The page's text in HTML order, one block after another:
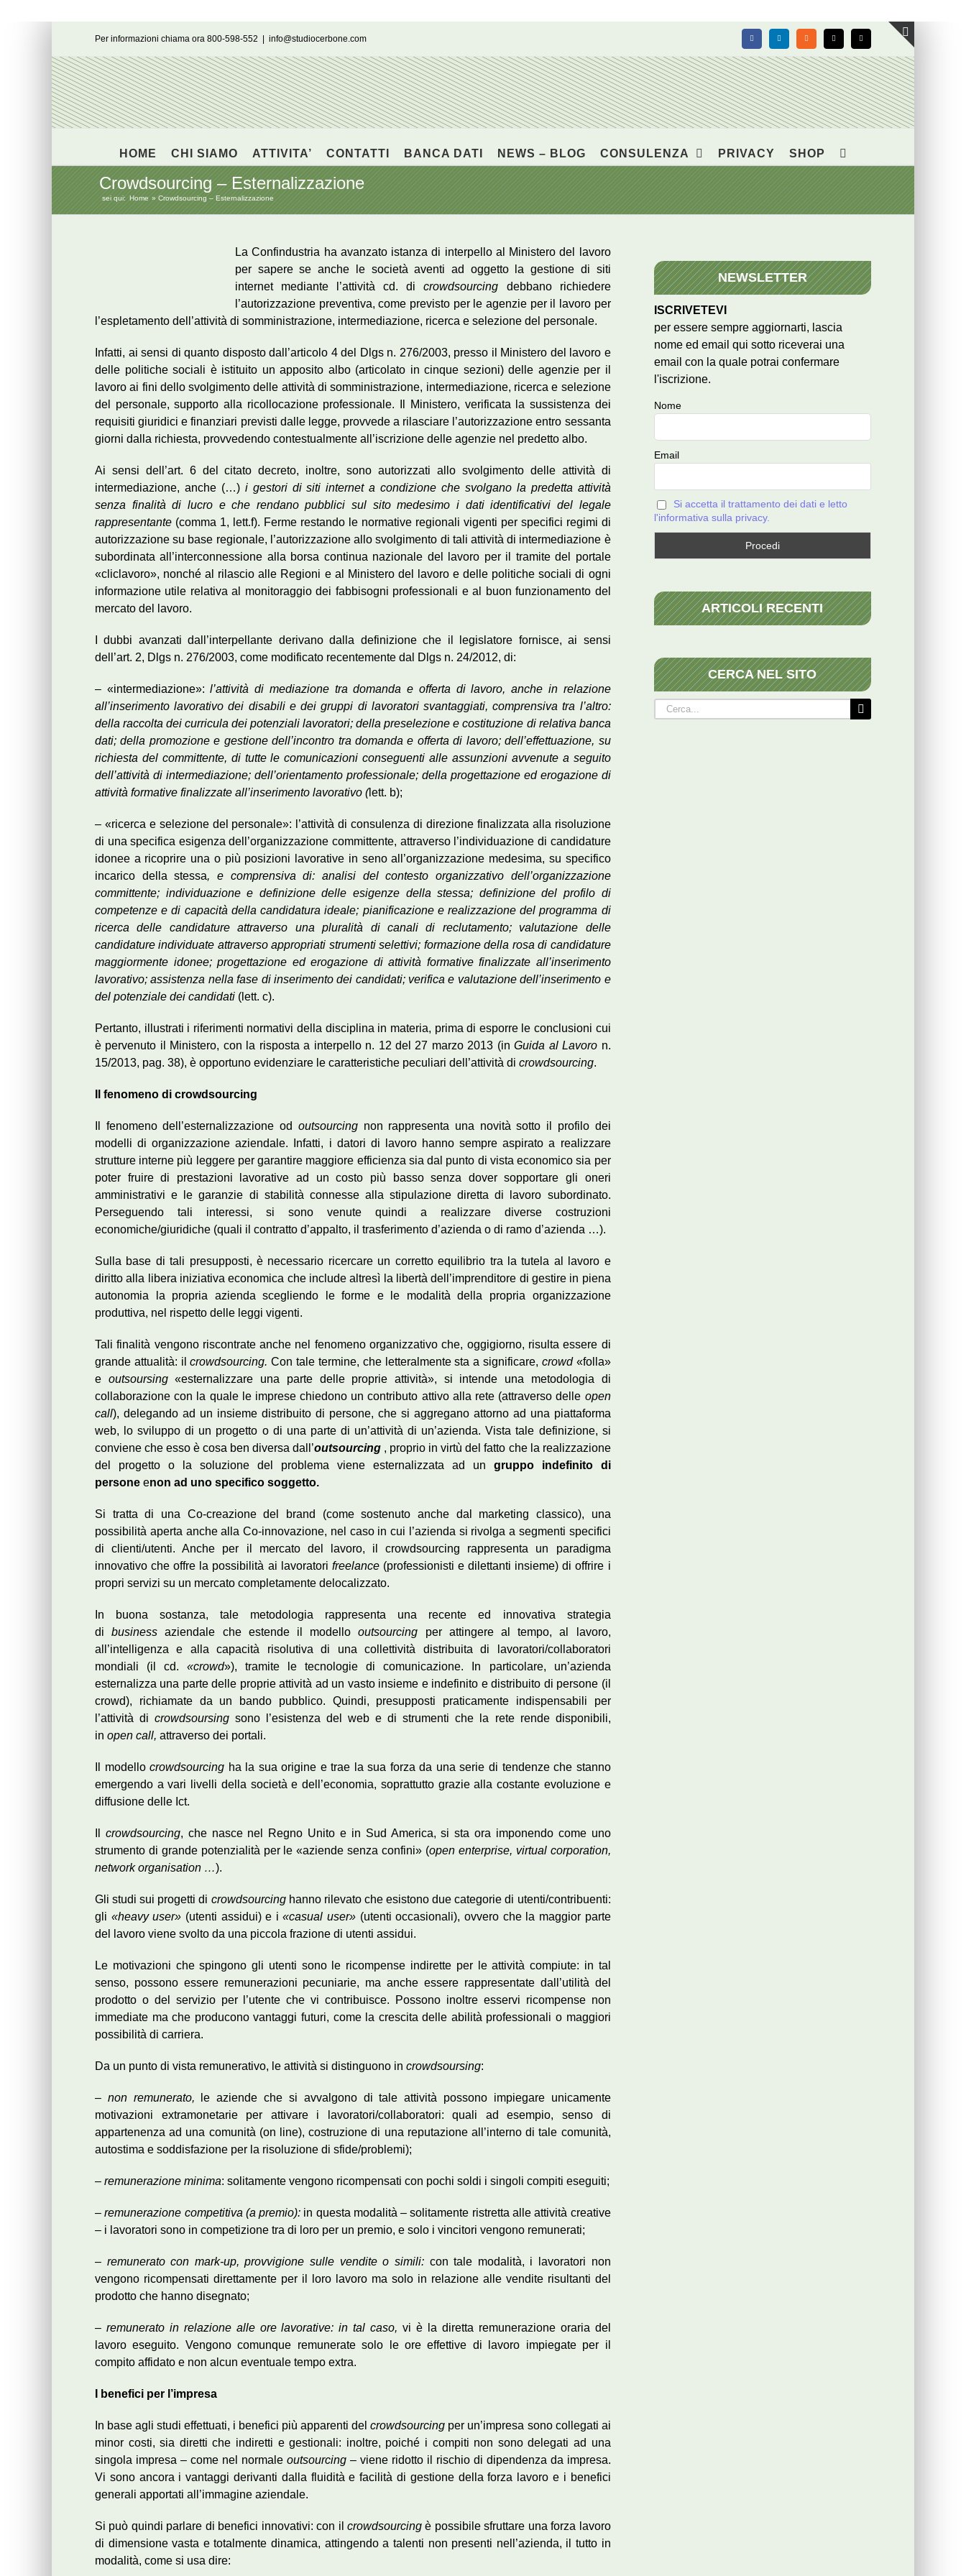
Per informazioni chiama ora 800-598-552 info@studiocerbone.com FacebookLinkedIn Rss X Email
HOME CHI SIAMO ATTIVITA’ CONTATTI BANCA DATI NEWS – BLOG CONSULENZA PRIVACY SHOP
Crowdsourcing – Esternalizzazione
sei qui: Home Crowdsourcing – Esternalizzazione
La Confindustria ha avanzato istanza di interpello al Ministero del lavoro
per sapere se anche le società aventi ad oggetto la gestione di siti
internet mediante l’attività cd. dicrowdsourcing debbano richiedere
l’autorizzazione preventiva, come previsto per le agenzie per il lavoro per
l’espletamento dell’attività di somministrazione, intermediazione, ricerca e selezione del personale.
Infatti, ai sensi di quanto disposto dall’articolo 4 del Dlgs n. 276/2003, presso il Ministero del lavoro e
delle politiche sociali è istituito un apposito albo (articolato in cinque sezioni) delle agenzie per il
lavoro ai fini dello svolgimento delle attività di somministrazione, intermediazione, ricerca e selezione
del personale, supporto alla ricollocazione professionale. Il Ministero, verificata la sussistenza dei
requisiti giuridici e finanziari previsti dalle legge, provvede a rilasciare l’autorizzazione entro sessanta
giorni dalla richiesta, provvedendo contestualmente all’iscrizione delle agenzie nel predetto albo.
Ai sensi dell’art. 6 del citato decreto, inoltre, sono autorizzati allo svolgimento delle attività di
intermediazione, anche (…) i gestori di siti internet a condizione che svolgano la predetta attività
senza finalità di lucro e che rendano pubblici sul sito medesimo i dati identificativi del legale
rappresentante (comma 1, lett.f). Ferme restando le normative regionali vigenti per specifici regimi di
autorizzazione su base regionale, l’autorizzazione allo svolgimento di tali attività di intermediazione è
subordinata all’interconnessione alla borsa continua nazionale del lavoro per il tramite del portale
«cliclavoro», nonché al rilascio alle Regioni e al Ministero del lavoro e delle politiche sociali di ogni
informazione utile relativa al monitoraggio dei fabbisogni professionali e al buon funzionamento del
mercato del lavoro.
I dubbi avanzati dall’interpellante derivano dalla definizione che il legislatore fornisce, ai sensi
dell’art. 2, Dlgs n. 276/2003, come modificato recentemente dal Dlgs n. 24/2012, di:
– «intermediazione»:l’attività di mediazione tra domanda e offerta di lavoro, anche in relazione
all’inserimento lavorativo dei disabili e dei gruppi di lavoratori svantaggiati, comprensiva tra l’altro:
della raccolta dei curricula dei potenziali lavoratori; della preselezione e costituzione di relativa banca
dati; della promozione e gestione dell’incontro tra domanda e offerta di lavoro; dell’effettuazione, su
richiesta del committente, di tutte le comunicazioni conseguenti alle assunzioni avvenute a seguito
dell’attività di intermediazione; dell’orientamento professionale; della progettazione ed erogazione di
attività formative finalizzate all’inserimento lavorativo (lett. b);
– «ricerca e selezione del personale»: l’attività di consulenza di direzione finalizzata alla risoluzione
di una specifica esigenza dell’organizzazione committente, attraverso l’individuazione di candidature
idonee a ricoprire una o più posizioni lavorative in seno all’organizzazione medesima, su specifico
incarico della stessa, e comprensiva di: analisi del contesto organizzativo dell’organizzazione
committente; individuazione e definizione delle esigenze della stessa; definizione del profilo di
competenze e di capacità della candidatura ideale; pianificazione e realizzazione del programma di
ricerca delle candidature attraverso una pluralità di canali di reclutamento; valutazione delle
candidature individuate attraverso appropriati strumenti selettivi; formazione della rosa di candidature
maggiormente idonee; progettazione ed erogazione di attività formative finalizzate all’inserimento
lavorativo; assistenza nella fase di inserimento dei candidati; verifica e valutazione dell’inserimento e
del potenziale dei candidati (lett. c).
Pertanto, illustrati i riferimenti normativi della disciplina in materia, prima di esporre le conclusioni cui
è pervenuto il Ministero, con la risposta a interpello n. 12 del 27 marzo 2013 (inGuida al Lavoro n.
15/2013, pag. 38), è opportuno evidenziare le caratteristiche peculiari dell’attività di crowdsourcing.
Il fenomeno di crowdsourcing
Il fenomeno dell’esternalizzazione od outsourcingnon rappresenta una novità sotto il profilo dei
modelli di organizzazione aziendale. Infatti, i datori di lavoro hanno sempre aspirato a realizzare
strutture interne più leggere per garantire maggiore efficienza sia dal punto di vista economico sia per
poter fruire di prestazioni lavorative ad un costo più basso senza dover sopportare gli oneri
amministrativi e le garanzie di stabilità connesse alla stipulazione diretta di lavoro subordinato.
Perseguendo tali interessi, si sono venute quindi a realizzare diverse costruzioni
economiche/giuridiche (quali il contratto d’appalto, il trasferimento d’azienda o di ramo d’azienda …).
Sulla base di tali presupposti, è necessario ricercare un corretto equilibrio tra la tutela al lavoro e
diritto alla libera iniziativa economica che include altresì la libertà dell’imprenditore di gestire in piena
autonomia la propria azienda scegliendo le forme e le modalità della propria organizzazione
produttiva, nel rispetto delle leggi vigenti.
Tali finalità vengono riscontrate anche nel fenomeno organizzativo che, oggigiorno, risulta essere di
grande attualità: ilcrowdsourcing. Con tale termine, che letteralmente sta a significare, crowd«folla»
e outsoursing«esternalizzare una parte delle proprie attività», si intende una metodologia di
collaborazione con la quale le imprese chiedono un contributo attivo alla rete (attraverso delle open
call), delegando ad un insieme distribuito di persone, che si aggregano attorno ad una piattaforma
web, lo sviluppo di un progetto o di una parte di un’attività di un’azienda. Vista tale definizione, si
conviene che esso è cosa ben diversa dall’outsourcing , proprio in virtù del fatto che la realizzazione
del progetto o la soluzione del problema viene esternalizzata ad un gruppo indefinito di
persone enon ad uno specifico soggetto.
Si tratta di una Co-creazione del brand (come sostenuto anche dal marketing classico), una
possibilità aperta anche alla Co-innovazione, nel caso in cui l’azienda si rivolga a segmenti specifici
di clienti/utenti. Anche per il mercato del lavoro, il crowdsourcing rappresenta un paradigma
innovativo che offre la possibilità ai lavoratori freelance (professionisti e dilettanti insieme) di offrire i
propri servizi su un mercato completamente delocalizzato.
In buona sostanza, tale metodologia rappresenta una recente ed innovativa strategia
dibusiness aziendale che estende il modellooutsourcing per attingere al tempo, al lavoro,
all’intelligenza e alla capacità risolutiva di una collettività distribuita di lavoratori/collaboratori
mondiali (il cd. «crowd»), tramite le tecnologie di comunicazione. In particolare, un’azienda
esternalizza una parte delle proprie attività ad un vasto insieme e indefinito e distribuito di persone (il
crowd), richiamate da un bando pubblico. Quindi, presupposti praticamente indispensabili per
l’attività dicrowdsoursing sono l’esistenza del web e di strumenti che la rete rende disponibili,
in open call, attraverso dei portali.
Il modellocrowdsourcing ha la sua origine e trae la sua forza da una serie di tendenze che stanno
emergendo a vari livelli della società e dell’economia, soprattutto grazie alla costante evoluzione e
diffusione delle Ict.
crowdsourcing, che nasce nel Regno Unito e in Sud America, si sta ora imponendo come uno
strumento di grande potenzialità per le «aziende senza confini» (open enterprise, virtual corporation,
network organisation …).
Gli studi sui progetti di crowdsourcinghanno rilevato che esistono due categorie di utenti/contribuenti:
gli «heavy user» (utenti assidui) e i«casual user» (utenti occasionali), ovvero che la maggior parte
del lavoro viene svolto da una piccola frazione di utenti assidui.
Le motivazioni che spingono gli utenti sono le ricompense indirette per le attività compiute: in tal
senso, possono essere remunerazioni pecuniarie, ma anche essere rappresentate dall’utilità del
prodotto o del servizio per l’utente che vi contribuisce. Possono inoltre esservi ricompense non
immediate ma che producono vantaggi futuri, come la crescita delle abilità professionali o maggiori
possibilità di carriera.
Da un punto di vista remunerativo, le attività si distinguono in crowdsoursing:
– non remunerato, le aziende che si avvalgono di tale attività possono impiegare unicamente
motivazioni extramonetarie per attivare i lavoratori/collaboratori: quali ad esempio, senso di
appartenenza ad una comunità (on line), costruzione di una reputazione all’interno di tale comunità,
autostima e soddisfazione per la risoluzione di sfide/problemi);
– remunerazione minima: solitamente vengono ricompensati con pochi soldi i singoli compiti eseguiti;
–remunerazione competitiva (a premio): in questa modalità – solitamente ristretta alle attività creative
– i lavoratori sono in competizione tra di loro per un premio, e solo i vincitori vengono remunerati;
– remunerato con mark-up, provvigione sulle vendite o simili: con tale modalità, i lavoratori non
vengono ricompensati direttamente per il loro lavoro ma solo in relazione alle vendite risultanti del
prodotto che hanno disegnato;
– remunerato in relazione alle ore lavorative: in tal caso,vi è la diretta remunerazione oraria del
lavoro eseguito. Vengono comunque remunerate solo le ore effettive di lavoro impiegate per il
compito affidato e non alcun eventuale tempo extra.
I benefici per l’impresa
In base agli studi effettuati, i benefici più apparenti delcrowdsourcing per un’impresa sono collegati ai
minor costi, sia diretti che indiretti e gestionali: inoltre, poiché i compiti non sono delegati ad una
singola impresa – come nel normale outsourcing– viene ridotto il rischio di dipendenza da impresa.
Vi sono ancora i vantaggi derivanti dalla fluidità e facilità di gestione della forza lavoro e i benefici
generali apportati all’immagine aziendale.
Si può quindi parlare di benefici innovativi: con il crowdsourcingè possibile sfruttare una forza lavoro
di dimensione vasta e totalmente dinamica, attingendo a talenti non presenti nell’azienda, il tutto in
modalità, come si usa dire:
NEWSLETTER
ISCRIVETEVI
per essere sempre aggiornarti, lascia
nome ed email qui sotto riceverai una
email con la quale potrai confermare
l'iscrizione.
Nome
Email
Si accetta il trattamento dei dati e letto
l'informativa sulla privacy.
ARTICOLI RECENTI
CERCA NEL SITO
Cerca
per:
Toggle
area
barra
scorrevole